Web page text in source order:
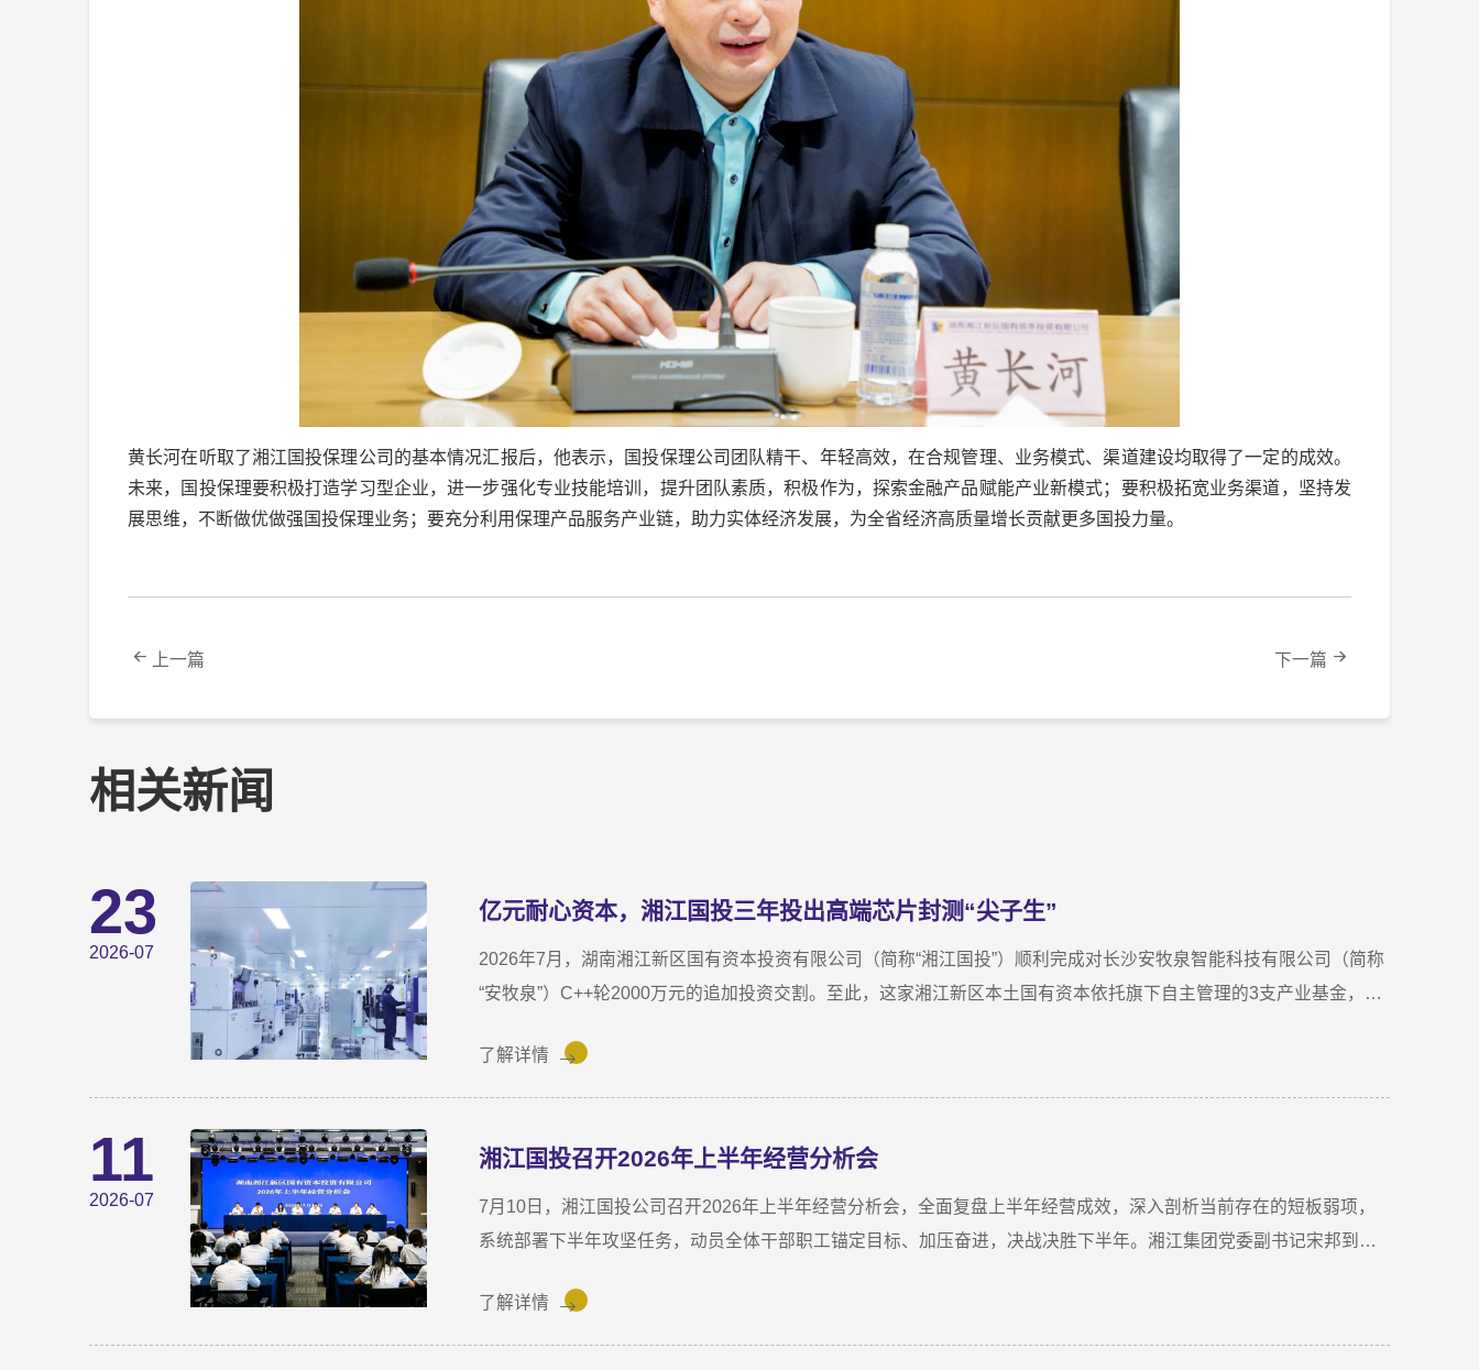
黄长河在听取了湘江国投保理公司的基本情况汇报后，他表示，国投保理公司团队精干、年轻高效，在合规管理、业务模式、渠道建设均取得了一定的成效。
未来，国投保理要积极打造学习型企业，进一步强化专业技能培训，提升团队素质，积极作为，探索金融产品赋能产业新模式；要积极拓宽业务渠道，坚持发
展思维，不断做优做强国投保理业务；要充分利用保理产品服务产业链，助力实体经济发展，为全省经济高质量增长贡献更多国投力量。
上一篇 下一篇
相关新闻
23
2026-07
亿元耐心资本，湘江国投三年投出高端芯片封测“尖子生”
2026年7月，湖南湘江新区国有资本投资有限公司（简称“湘江国投”）顺利完成对长沙安牧泉智能科技有限公司（简称
“安牧泉”）C++轮2000万元的追加投资交割。至此，这家湘江新区本土国有资本依托旗下自主管理的3支产业基金，累
新起点。三年前，湘江国投投资经理王茂第一次走进安牧泉老厂区尽调时，印象最深的不是气派，而是“挤”。产线布局
非常小，设备排列极度紧凑，办公空间十分局促，王茂回忆说：“当时厂区硬件条件，已难以匹配企业业务扩张需求。
了解详情
11
2026-07
湘江国投召开2026年上半年经营分析会
7月10日，湘江国投公司召开2026年上半年经营分析会，全面复盘上半年经营成效，深入剖析当前存在的短板弱项，
系统部署下半年攻坚任务，动员全体干部职工锚定目标、加压奋进，决战决胜下半年。湘江集团党委副书记宋邦到会
议。会上，各业务子公司及部分职能部门依次汇报了上半年业务拓展、指标完成及重点专项推进情况。领导班子成员
结合分管领域，交流工作思路与落实举措，进一步统一思想、凝聚共识，为下半年协同作战夯实基础。龚国旺在总结
了解详情